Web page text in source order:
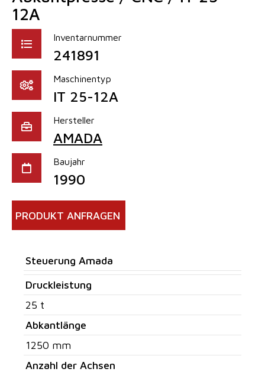
12A
Inventarnummer
241891
Maschinentyp
IT 25-12A
Hersteller
AMADA
Baujahr
1990
PRODUKT ANFRAGEN
Steuerung Amada
Druckleistung
25 t
Abkantlänge
1250 mm
Anzahl der Achsen